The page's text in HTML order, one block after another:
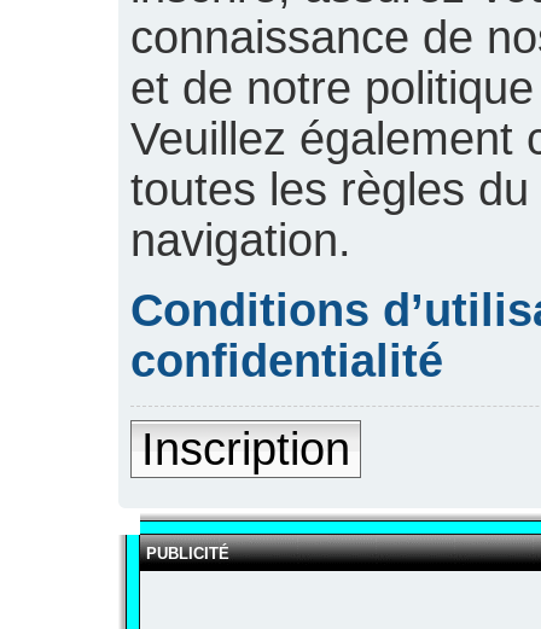
connaissance de
et de notre
Veuillez également
toutes les règles
navigation.
Conditions
confidentialité
Inscription
PUBLICITÉ